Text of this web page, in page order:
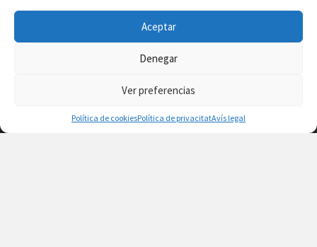
Aceptar
Denegar
Ver preferencias
Política de cookiesPolítica de privacitatAvís legal